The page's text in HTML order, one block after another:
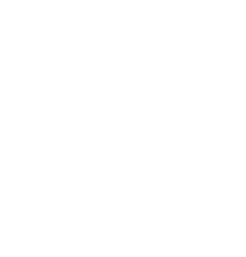
e de nível nacional para
um Circuito e o
de rua.